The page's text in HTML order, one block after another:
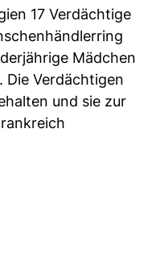
17 Verdächtige
Mädchen
Die Verdächtigen
und sie zur